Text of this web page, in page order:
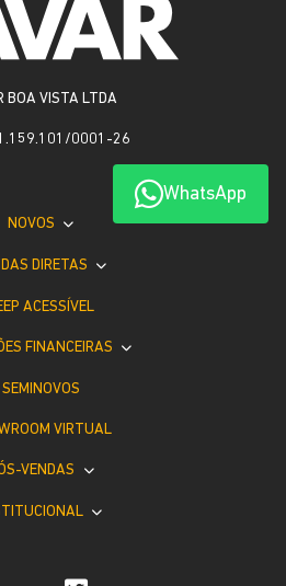
WhatsApp
BOA VISTA LTDA
0001-26
NOVOS
DIRETAS
ACESSÍVEL
FINANCEIRAS
SEMINOVOS
VIRTUAL
VENDAS